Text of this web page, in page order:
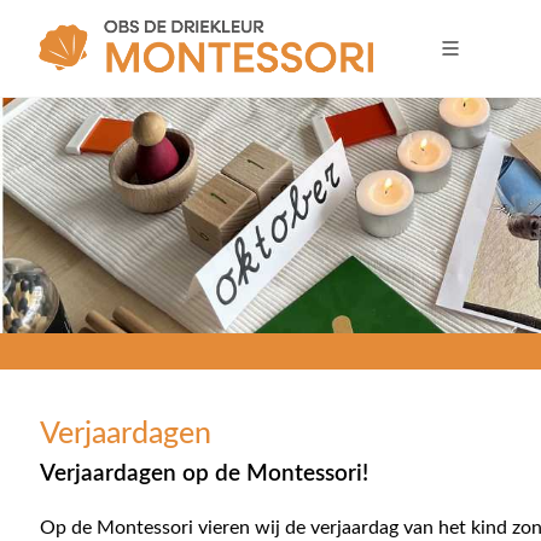
Verjaardagen
Verjaardagen op de Montessori!
Op de Montessori vieren wij de verjaardag van het kind